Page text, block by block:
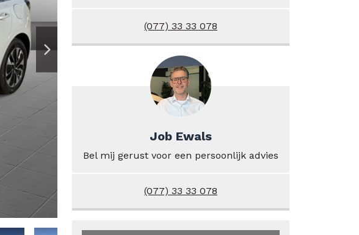
(077) 33 33 078
Job Ewals
Bel mij gerust voor een persoonlijk advies
(077) 33 33 078